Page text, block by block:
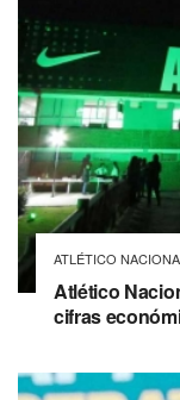
ATLÉTICO
Atlético
cifras